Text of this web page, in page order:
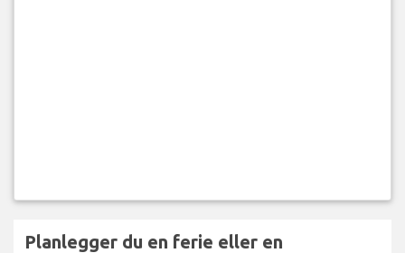
Planlegger du en ferie eller en